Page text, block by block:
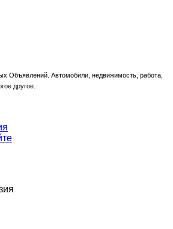
Объявлений. Автомобили, недвижимость, работа,
другое.